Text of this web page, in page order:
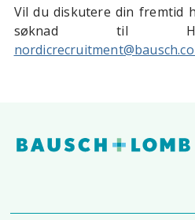
Vil du diskutere din fremtid
søknad til HR-